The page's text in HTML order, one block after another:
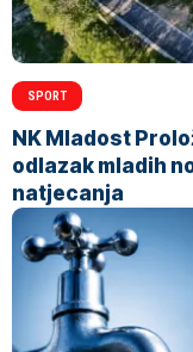
SPORT
NK Mladost
odlazak mladih
natjecanja